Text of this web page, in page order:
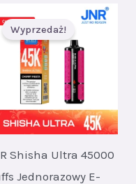
Wyprzedaż!
Shisha Ultra 45000
Jednorazowy E-